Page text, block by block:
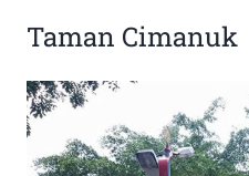
Taman Cimanuk